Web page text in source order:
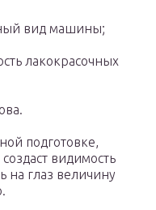
вид машины;
лакокрасочных
подготовке,
видимость
на глаз величину